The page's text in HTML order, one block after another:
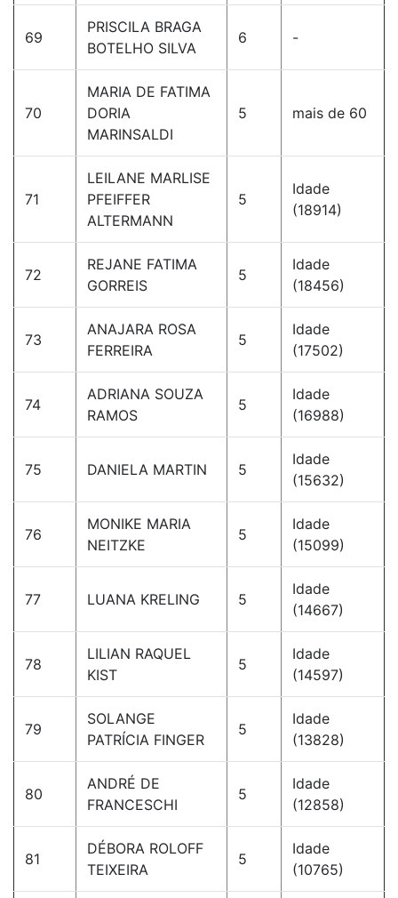
69
PRISCILA BRAGA
BOTELHO SILVA
6 -
70
MARIA DE FATIMA
DORIA
MARINSALDI
5 mais de 60
71
LEILANE MARLISE
PFEIFFER
ALTERMANN
5
Idade
(18914)
72
REJANE FATIMA
GORREIS
5
Idade
(18456)
73
ANAJARA ROSA
FERREIRA
5
Idade
(17502)
74
ADRIANA SOUZA
RAMOS
5
Idade
(16988)
75 DANIELA MARTIN 5
Idade
(15632)
76
MONIKE MARIA
NEITZKE
5
Idade
(15099)
77 LUANA KRELING 5
Idade
(14667)
78
LILIAN RAQUEL
KIST
5
Idade
(14597)
79
SOLANGE
PATRÍCIA FINGER
5
Idade
(13828)
80
ANDRÉ DE
FRANCESCHI
5
Idade
(12858)
81
DÉBORA ROLOFF
TEIXEIRA
5
Idade
(10765)